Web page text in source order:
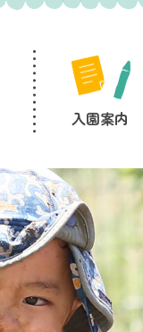
入園案内